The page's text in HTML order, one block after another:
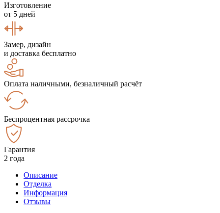
Изготовление
от 5 дней
Замер, дизайн
и доставка бесплатно
Оплата наличными, безналичный расчёт
Беспроцентная рассрочка
Гарантия
2 года
Описание
Отделка
Информация
Отзывы